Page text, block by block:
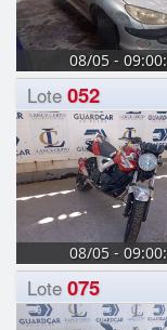
08/05 -
Lote 052
08/05 -
Lote 075